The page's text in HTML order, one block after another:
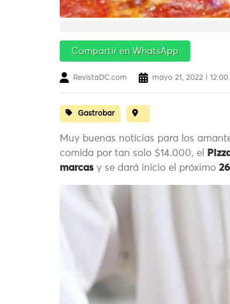
Compartir en WhatsApp
RevistaDC.com mayo 21, 2022 |
Gastrobar
Muy buenas noticias para los
comida por tan solo $14.000, el
marcas y se dará inicio el próximo